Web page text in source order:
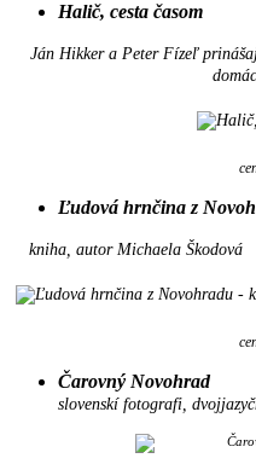
Halič, cesta časom
Ján Hikker a Peter Fízeľ
Ľudová hrnčina z
kniha, autor Michaela Škodová
Čarovný Novohrad
slovenskí fotografi,